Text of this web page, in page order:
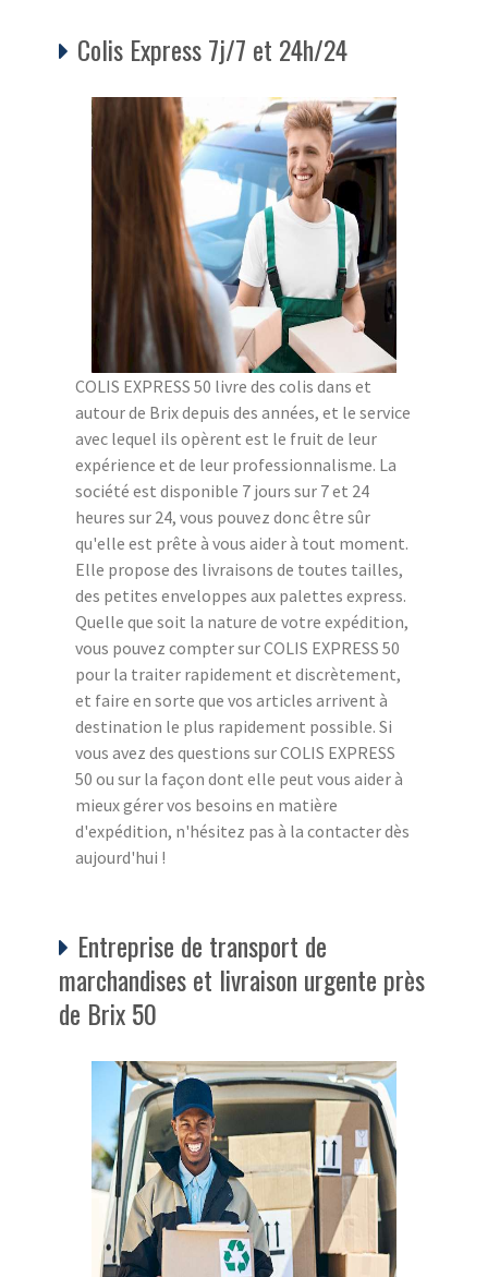
Colis Express 7j/7 et 24h/24
COLIS EXPRESS 50 livre des colis dans et
autour de Brix depuis des années, et le service
avec lequel ils opèrent est le fruit de leur
expérience et de leur professionnalisme. La
société est disponible 7 jours sur 7 et 24
heures sur 24, vous pouvez donc être sûr
qu'elle est prête à vous aider à tout moment.
Elle propose des livraisons de toutes tailles,
des petites enveloppes aux palettes express.
Quelle que soit la nature de votre expédition,
vous pouvez compter sur COLIS EXPRESS 50
pour la traiter rapidement et discrètement,
et faire en sorte que vos articles arrivent à
destination le plus rapidement possible. Si
vous avez des questions sur COLIS EXPRESS
50 ou sur la façon dont elle peut vous aider à
mieux gérer vos besoins en matière
d'expédition, n'hésitez pas à la contacter dès
aujourd'hui !
Entreprise de transport de
marchandises et livraison urgente près
de Brix 50